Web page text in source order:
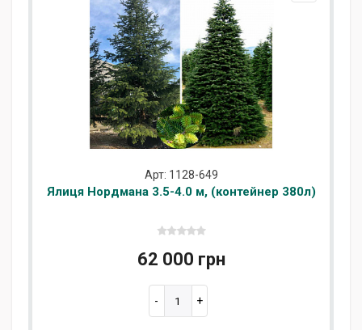
Арт: 1128-649
Ялиця Нордмана 3.5-4.0 м, (контейнер 380л)
62 000 грн